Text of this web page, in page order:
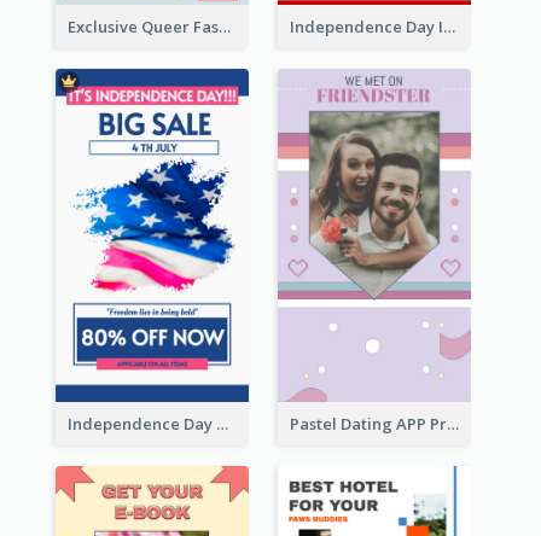
Exclusive Queer Fashion Instagram Story Independence Day Info Instagram Story
Independence Day Sale Instagram Story Pastel Dating APP Promotion Instagram Story Design